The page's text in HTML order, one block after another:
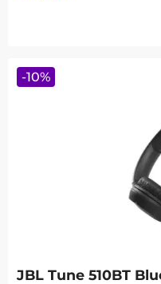
JBL Tune 510BT
-10%